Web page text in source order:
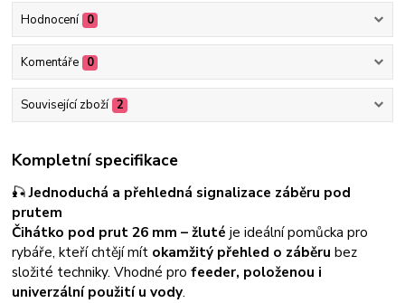
Hodnocení 0
Komentáře 0
Související zboží 2
Kompletní specifikace
🎣Jednoduchá a přehledná signalizace záběru pod
prutem
Čihátko pod prut 26 mm – žluté je ideální pomůcka pro
rybáře, kteří chtějí mít okamžitý přehled o záběru bez
složité techniky. Vhodné profeeder, položenou i
univerzální použití u vody.